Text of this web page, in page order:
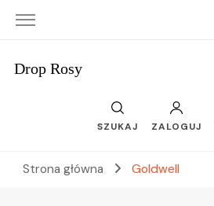
Drop Rosy
SZUKAJ ZALOGUJ
Strona główna Goldwell